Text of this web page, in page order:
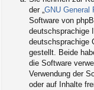
der „GNU General
Software von
deutschsprachige
deutschsprachige
gestellt. Beide
die Software
Verwendung der
oder auf Inhalte